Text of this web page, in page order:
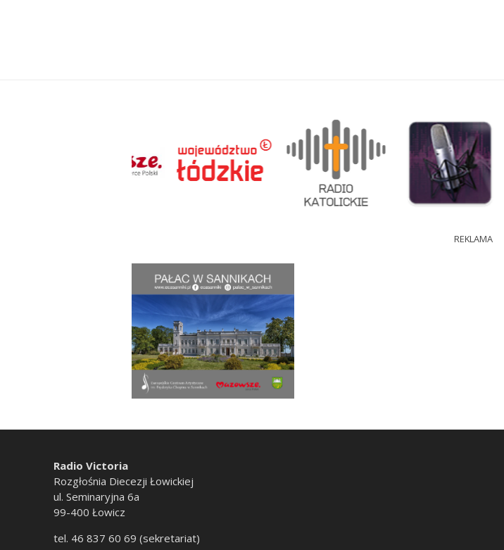
REKLAMA
Radio Victoria
Rozgłośnia Diecezji Łowickiej
ul. Seminaryjna 6a
99-400 Łowicz
tel. 46 837 60 69 (sekretariat)